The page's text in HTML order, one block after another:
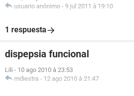
usuario anónimo - 9 jul 2011 à 19:10
1 respuesta
dispepsia funcional
Lili - 10 ago 2010 à 23:53
mdiestra - 12 ago 2010 à 21:47